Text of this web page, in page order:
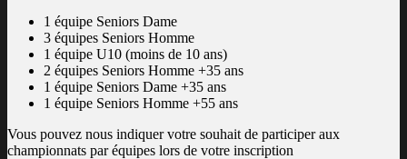
1 équipe Seniors Dame
3 équipes Seniors Homme
1 équipe U10 (moins de 10 ans)
2 équipes Seniors Homme +35 ans
1 équipe Seniors Dame +35 ans
1 équipe Seniors Homme +55 ans
Vous pouvez nous indiquer votre souhait de participer aux
championnats par équipes lors de votre inscription